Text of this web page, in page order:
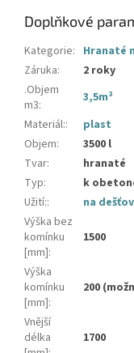
Doplňkové
Kategorie: Hranaté
Záruka:
2 roky
.Objem
m3:
3,5m³
Materiál::
plast
Objem:
3500 l
Tvar:
hranaté
Typ:
k
Užití:: na
Výška bez
komínku
[mm]:
1500
Výška
komínku
[mm]:
200
Vnější
délka
1700